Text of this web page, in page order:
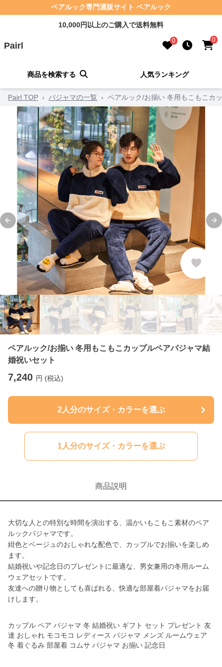
ペアルック専門通販サイト ペアルック
10,000円以上のご購入で送料無料
Pairl 0 0
商品を検索する 人気ランキング
Pairl TOP › パジャマの一覧 › ペアルック/お揃い 冬用もこもこカ
Previous slide
ペアルック/お揃い 冬用もこもこカップルペアパジャマ結
婚祝いセット
7,240 円 (税込)
2人分のサイズ・カラーを選ぶ
1人分のサイズ・カラーを選ぶ
商品説明
大切な人との特別な時間を演出する、温かいもこもこ素材のペア
ルックパジャマです。
紺色とベージュのおしゃれな配色で、カップルでお揃いを楽しめ
ます。
結婚祝いや記念日のプレゼントに最適な、男女兼用の冬用ルーム
ウェアセットです。
友達への贈り物としても喜ばれる、快適な部屋着パジャマをお届
けします。
カップル ペア パジャマ 冬 結婚祝い ギフト セット プレゼント 友
達 おしゃれ モコモコ レディース パジャマ メンズ ルームウェア
冬 着ぐるみ 部屋着 コムサ パジャマ お揃い 記念日